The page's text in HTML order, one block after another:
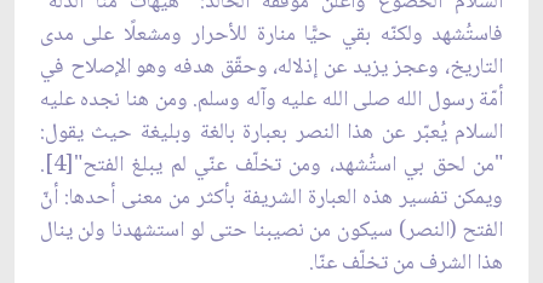
فاستُشهد ولكنّه بقي حيًّا منارة للأحرار ومشعلًا على مدى
التاريخ، وعجز يزيد عن إذلاله، وحقّق هدفه وهو الإصلاح في
أمّة رسول الله صلى الله عليه وآله وسلم. ومن هنا نجده عليه
السلام يُعبّر عن هذا النصر بعبارة بالغة وبليغة حيث يقول:
"من لحق بي استُشهد، ومن تخلّف عنّي لم يبلغ الفتح"[4].
ويمكن تفسير هذه العبارة الشريفة بأكثر من معنى أحدها: أنّ
الفتح (النصر) سيكون من نصيبنا حتى لو استشهدنا ولن ينال
هذا الشرف من تخلّف عنّا.